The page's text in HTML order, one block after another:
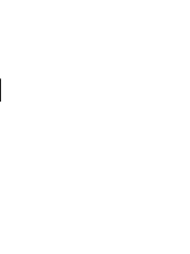
Ямало-Ненецкий